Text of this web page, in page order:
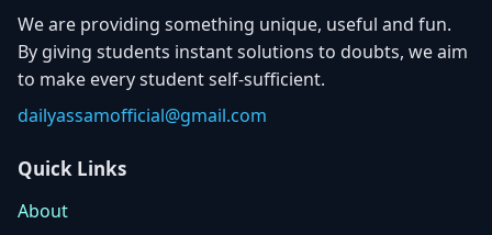
We are providing something unique, useful and fun.
By giving students instant solutions to doubts, we aim
to make every student self-sufficient.
dailyassamofficial@gmail.com
Quick Links
About